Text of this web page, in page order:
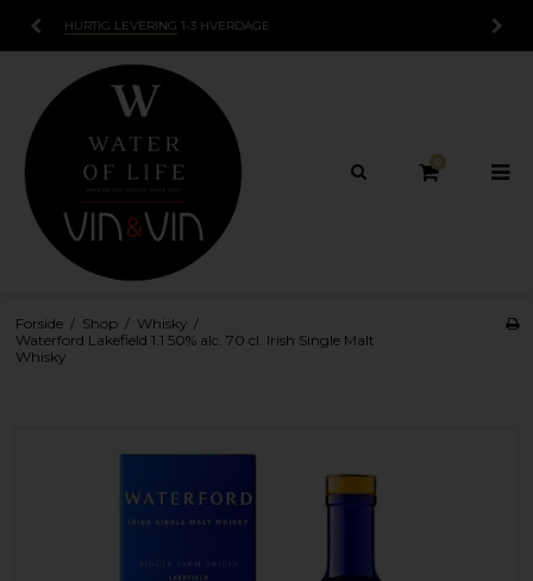
15 DAGESFORTRYDELSESRET
0
Forside / Shop / Whisky /
Waterford Lakefield 1.1 50% alc. 70 cl. Irish Single Malt
Whisky